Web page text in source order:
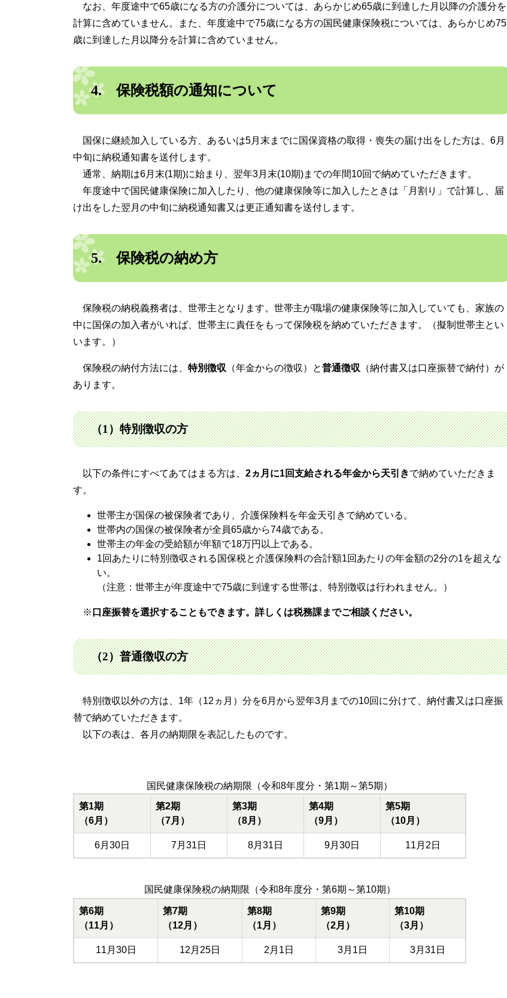
なお、年度途中で65歳になる方の介護分については、あらかじめ65歳に到達した月以降の介護分を
計算に含めていません。また、年度途中で75歳になる方の国民健康保険税については、あらかじめ75
歳に到達した月以降分を計算に含めていません。
4. 保険税額の通知について
国保に継続加入している方、あるいは5月末までに国保資格の取得・喪失の届け出をした方は、6月
中旬に納税通知書を送付します。
通常、納期は6月末(1期)に始まり、翌年3月末(10期)までの年間10回で納めていただきます。
年度途中で国民健康保険に加入したり、他の健康保険等に加入したときは「月割り」で計算し、届
け出をした翌月の中旬に納税通知書又は更正通知書を送付します。
5. 保険税の納め方
保険税の納税義務者は、世帯主となります。世帯主が職場の健康保険等に加入していても、家族の
中に国保の加入者がいれば、世帯主に責任をもって保険税を納めていただきます。（擬制世帯主とい
います。）
保険税の納付方法には、 特別徴収 （年金からの徴収）と普通徴収 （納付書又は口座振替で納付）が
あります。
（1）特別徴収の方
以下の条件にすべてあてはまる方は、 2ヵ月に1回支給される年金から天引きで納めていただきま
す。
世帯主が国保の被保険者であり、介護保険料を年金天引きで納めている。
世帯内の国保の被保険者が全員65歳から74歳である。
世帯主の年金の受給額が年額で18万円以上である。
1回あたりに特別徴収される国保税と介護保険料の合計額1回あたりの年金額の2分の1を超えな
い。
（注意：世帯主が年度途中で75歳に到達する世帯は、特別徴収は行われません。）
※ 口座振替を選択することもできます。詳しくは税務課までご相談ください。
（2）普通徴収の方
特別徴収以外の方は、1年（12ヵ月）分を6月から翌年3月までの10回に分けて、納付書又は口座振
替で納めていただきます。
以下の表は、各月の納期限を表記したものです。
国民健康保険税の納期限（令和8年度分・第1期～第5期）
第1期
（6月）
第2期
（7月）
第3期
（8月）
第4期
（9月）
第5期
（10月）
6月30日 7月31日 8月31日 9月30日 11月2日
国民健康保険税の納期限（令和8年度分・第6期～第10期）
第6期
（11月）
第7期
（12月）
第8期
（1月）
第9期
（2月）
第10期
（3月）
11月30日 12月25日 2月1日 3月1日 3月31日